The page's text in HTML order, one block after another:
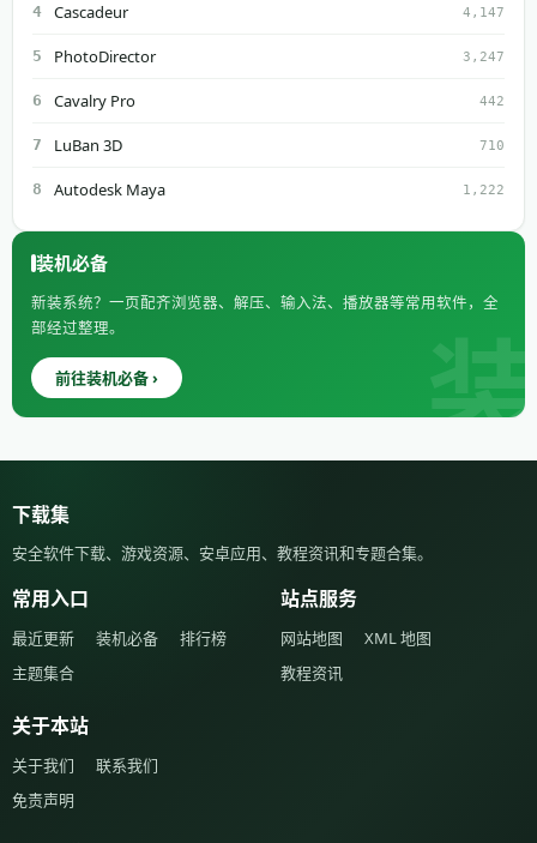
4 Cascadeur 4,147
5 PhotoDirector 3,247
6 Cavalry Pro 442
7 LuBan 3D 710
8 Autodesk Maya 1,222
装机必备
新装系统？一页配齐浏览器、解压、输入法、播放器等常用软件，全
部经过整理。
前往装机必备 ›
下载集
安全软件下载、游戏资源、安卓应用、教程资讯和专题合集。
常用入口
最近更新 装机必备
排行榜
主题集合
站点服务
网站地图
XML 地图
教程资讯
关于本站
关于我们
联系我们
免责声明